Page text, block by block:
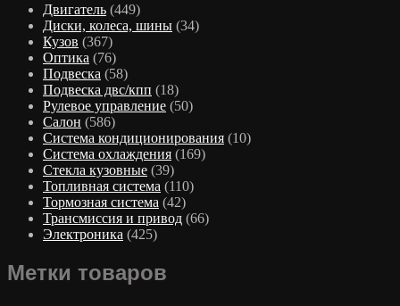
Двигатель (449)
Диски, колеса, шины (34)
Кузов (367)
Оптика (76)
Подвеска (58)
Подвеска двс/кпп (18)
Рулевое управление (50)
Салон (586)
Система кондиционирования (10)
Система охлаждения (169)
Стекла кузовные (39)
Топливная система (110)
Тормозная система (42)
Трансмиссия и привод (66)
Электроника (425)
Метки товаров